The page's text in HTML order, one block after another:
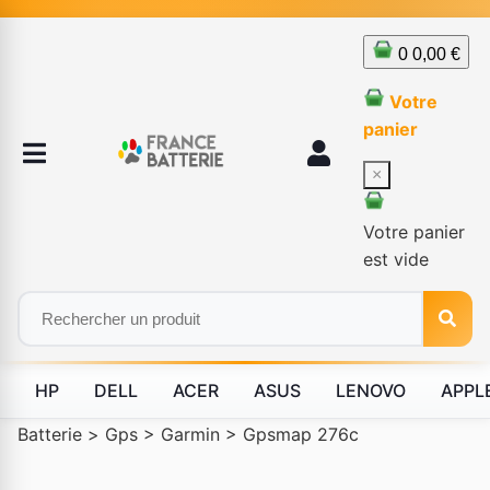
0 0,00 €
Votre
panier
×
Votre panier
est vide
HP DELL ACER ASUS LENOVO
Batterie > Gps > Garmin > Gpsmap 276c